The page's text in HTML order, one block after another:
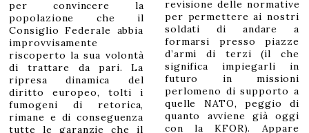
per convincere la
popolazione che il
Consiglio Federale abbia
improvvisamente
riscoperto la sua volontà
di trattare da pari. La
ripresa dinamica del
diritto europeo, tolti i
fumogeni di retorica,
rimane e di conseguenza
tutte le garanzie che il
revisione delle normative
per permettere ai nostri
soldati di andare a
formarsi presso piazze
d’armi di terzi (il che
significa impiegarli in
futuro in missioni
perlomeno di supporto a
quelle NATO, peggio di
quanto avviene già oggi
con la KFOR). Appare